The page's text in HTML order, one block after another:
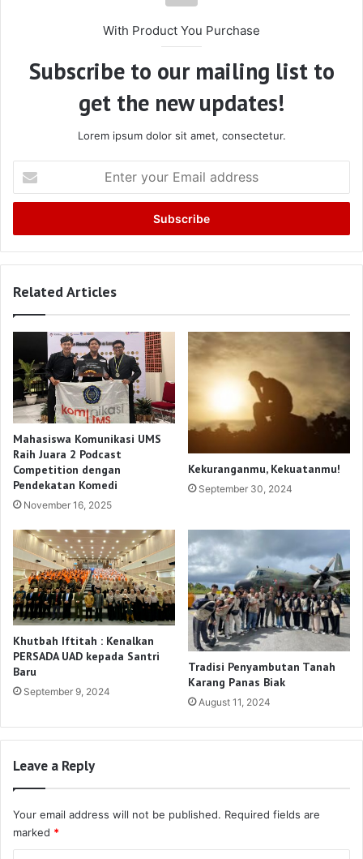
With Product You Purchase
Subscribe to our mailing list to
get the new updates!
Lorem ipsum dolor sit amet, consectetur.
your
Email
Related Articles
Mahasiswa Komunikasi UMS
Raih Juara 2 Podcast
Competition dengan
Pendekatan Komedi
November 16, 2025
Kekuranganmu, Kekuatanmu!
September 30, 2024
Khutbah Iftitah : Kenalkan
PERSADA UAD kepada Santri
Baru
September 9, 2024
Tradisi Penyambutan Tanah
Karang Panas Biak
August 11, 2024
Leave a Reply
Your email address will not be published. Required fields are
marked *